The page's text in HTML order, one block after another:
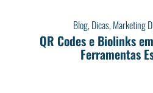
Blog,Dicas,Marketing
QR Codes e Biolinks
Ferramentas